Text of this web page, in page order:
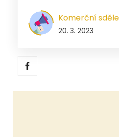
Komerční
20. 3. 2023